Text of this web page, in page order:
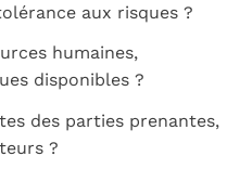
aux risques ?
humaines,
disponibles ?
des parties prenantes,
?